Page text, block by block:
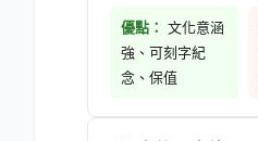
優點： 文化意涵
強、可刻字紀
念、保值